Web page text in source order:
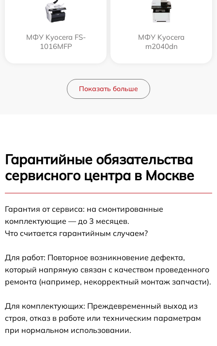
МФУ Kyocera FS-
1016MFP
МФУ Kyocera
m2040dn
Показать больше
Гарантийные обязательства
сервисного центра в Москве
Гарантия от сервиса: на смонтированные
комплектующие — до 3 месяцев.
Что считается гарантийным случаем?
Для работ: Повторное возникновение дефекта,
который напрямую связан с качеством проведенного
ремонта (например, некорректный монтаж запчасти).
Для комплектующих: Преждевременный выход из
строя, отказ в работе или техническим параметрам
при нормальном использовании.